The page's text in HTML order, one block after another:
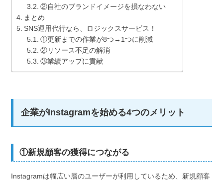
②自社のブランドイメージを損なわない
まとめ
SNS運用代行なら、ロジックスサービス！
①更新までの作業が8つ→1つに削減
②リソース不足の解消
③業績アップに貢献
企業がInstagramを始める4つのメリット
①新規顧客の獲得につながる
Instagramは幅広い層のユーザーが利用しているため、新規顧客